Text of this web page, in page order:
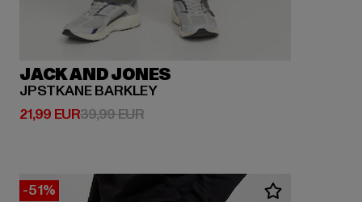
JACK AND JONES
JPSTKANE BARKLEY
21,99 EUR
Prix courant: 21,99 EUR
39,99 EURPrix en promotion: 39,99 EUR
-51%